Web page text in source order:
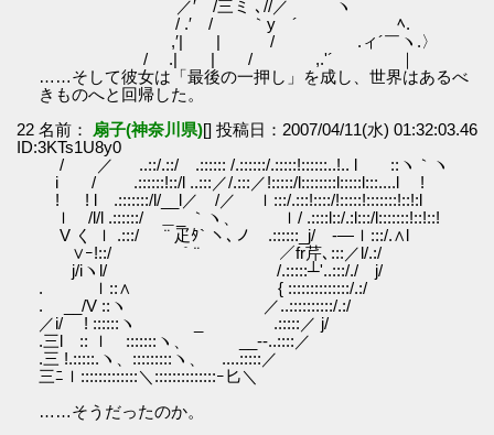
／′ /三ミ ､//／ ヽ
/ .′ / ｀y ´ ﾍ.
,′| | / .ィ´￣ヽ.〉
/ .| | / ,.'´ ｜
……そして彼女は「最後の一押し」を成し、世界はあるべ
きものへと回帰した。
22 名前：
扇子(神奈川県)[] 投稿日：2007/04/11(水) 01:32:03.46
ID:3KTs1U8y0
/ ／ ..::/.::/ .:::::: /.::::::/.:::::!::::::..!.. l ::ヽ｀ヽ
i / .::::::!::/l ..:::／/.:::／!:::::/l::::::::l:::::l:::....l !
! ! l .:::::::/l/__l／ /／ ｌ:::/.:::!::::/!:::::!:::::::!::!:l
ｌ /l/l .::::::/ ＿_ ｀ヽ、 ｌ/ .::::l::/.:l:::/l:::::::!::!::!
V く ｌ .:::/ ¨ 疋ﾀ` ヽ､ノ .::::::_j/ -―ｌ:::/.∧l
∨ｰ!::/ ｀¨ ／fr芹､:::／l/.:/
j/iヽl/ /.:::::┴'..:::/./ j/
. ｌ::∧ { ::::::::::::::/.:/
. __/V ::ヽ ／..::::::::::/.:/
／i/ ! ::::::ヽ _ .:::::／ j/
.三l :: ｌ :::::::ヽ、 __‐-..::::／
.三 !.:::::.ヽ、:::::::::ヽ、 ....:::::／
三ﾆｌ:::::::::::::＼::::::::::::::ｰ匕＼
……そうだったのか。